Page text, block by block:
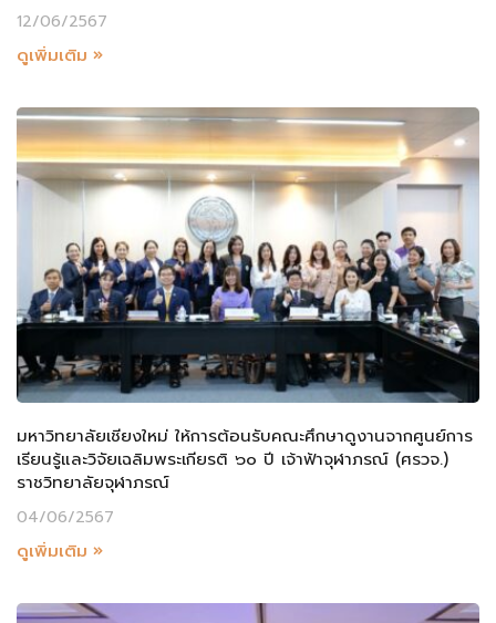
12/06/2567
ดูเพิ่มเติม »
มหาวิทยาลัยเชียงใหม่ ให้การต้อนรับคณะศึกษาดูงานจากศูนย์การ
เรียนรู้และวิจัยเฉลิมพระเกียรติ ๖๐ ปี เจ้าฟ้าจุฬาภรณ์ (ศรวจ.)
ราชวิทยาลัยจุฬาภรณ์
04/06/2567
ดูเพิ่มเติม »